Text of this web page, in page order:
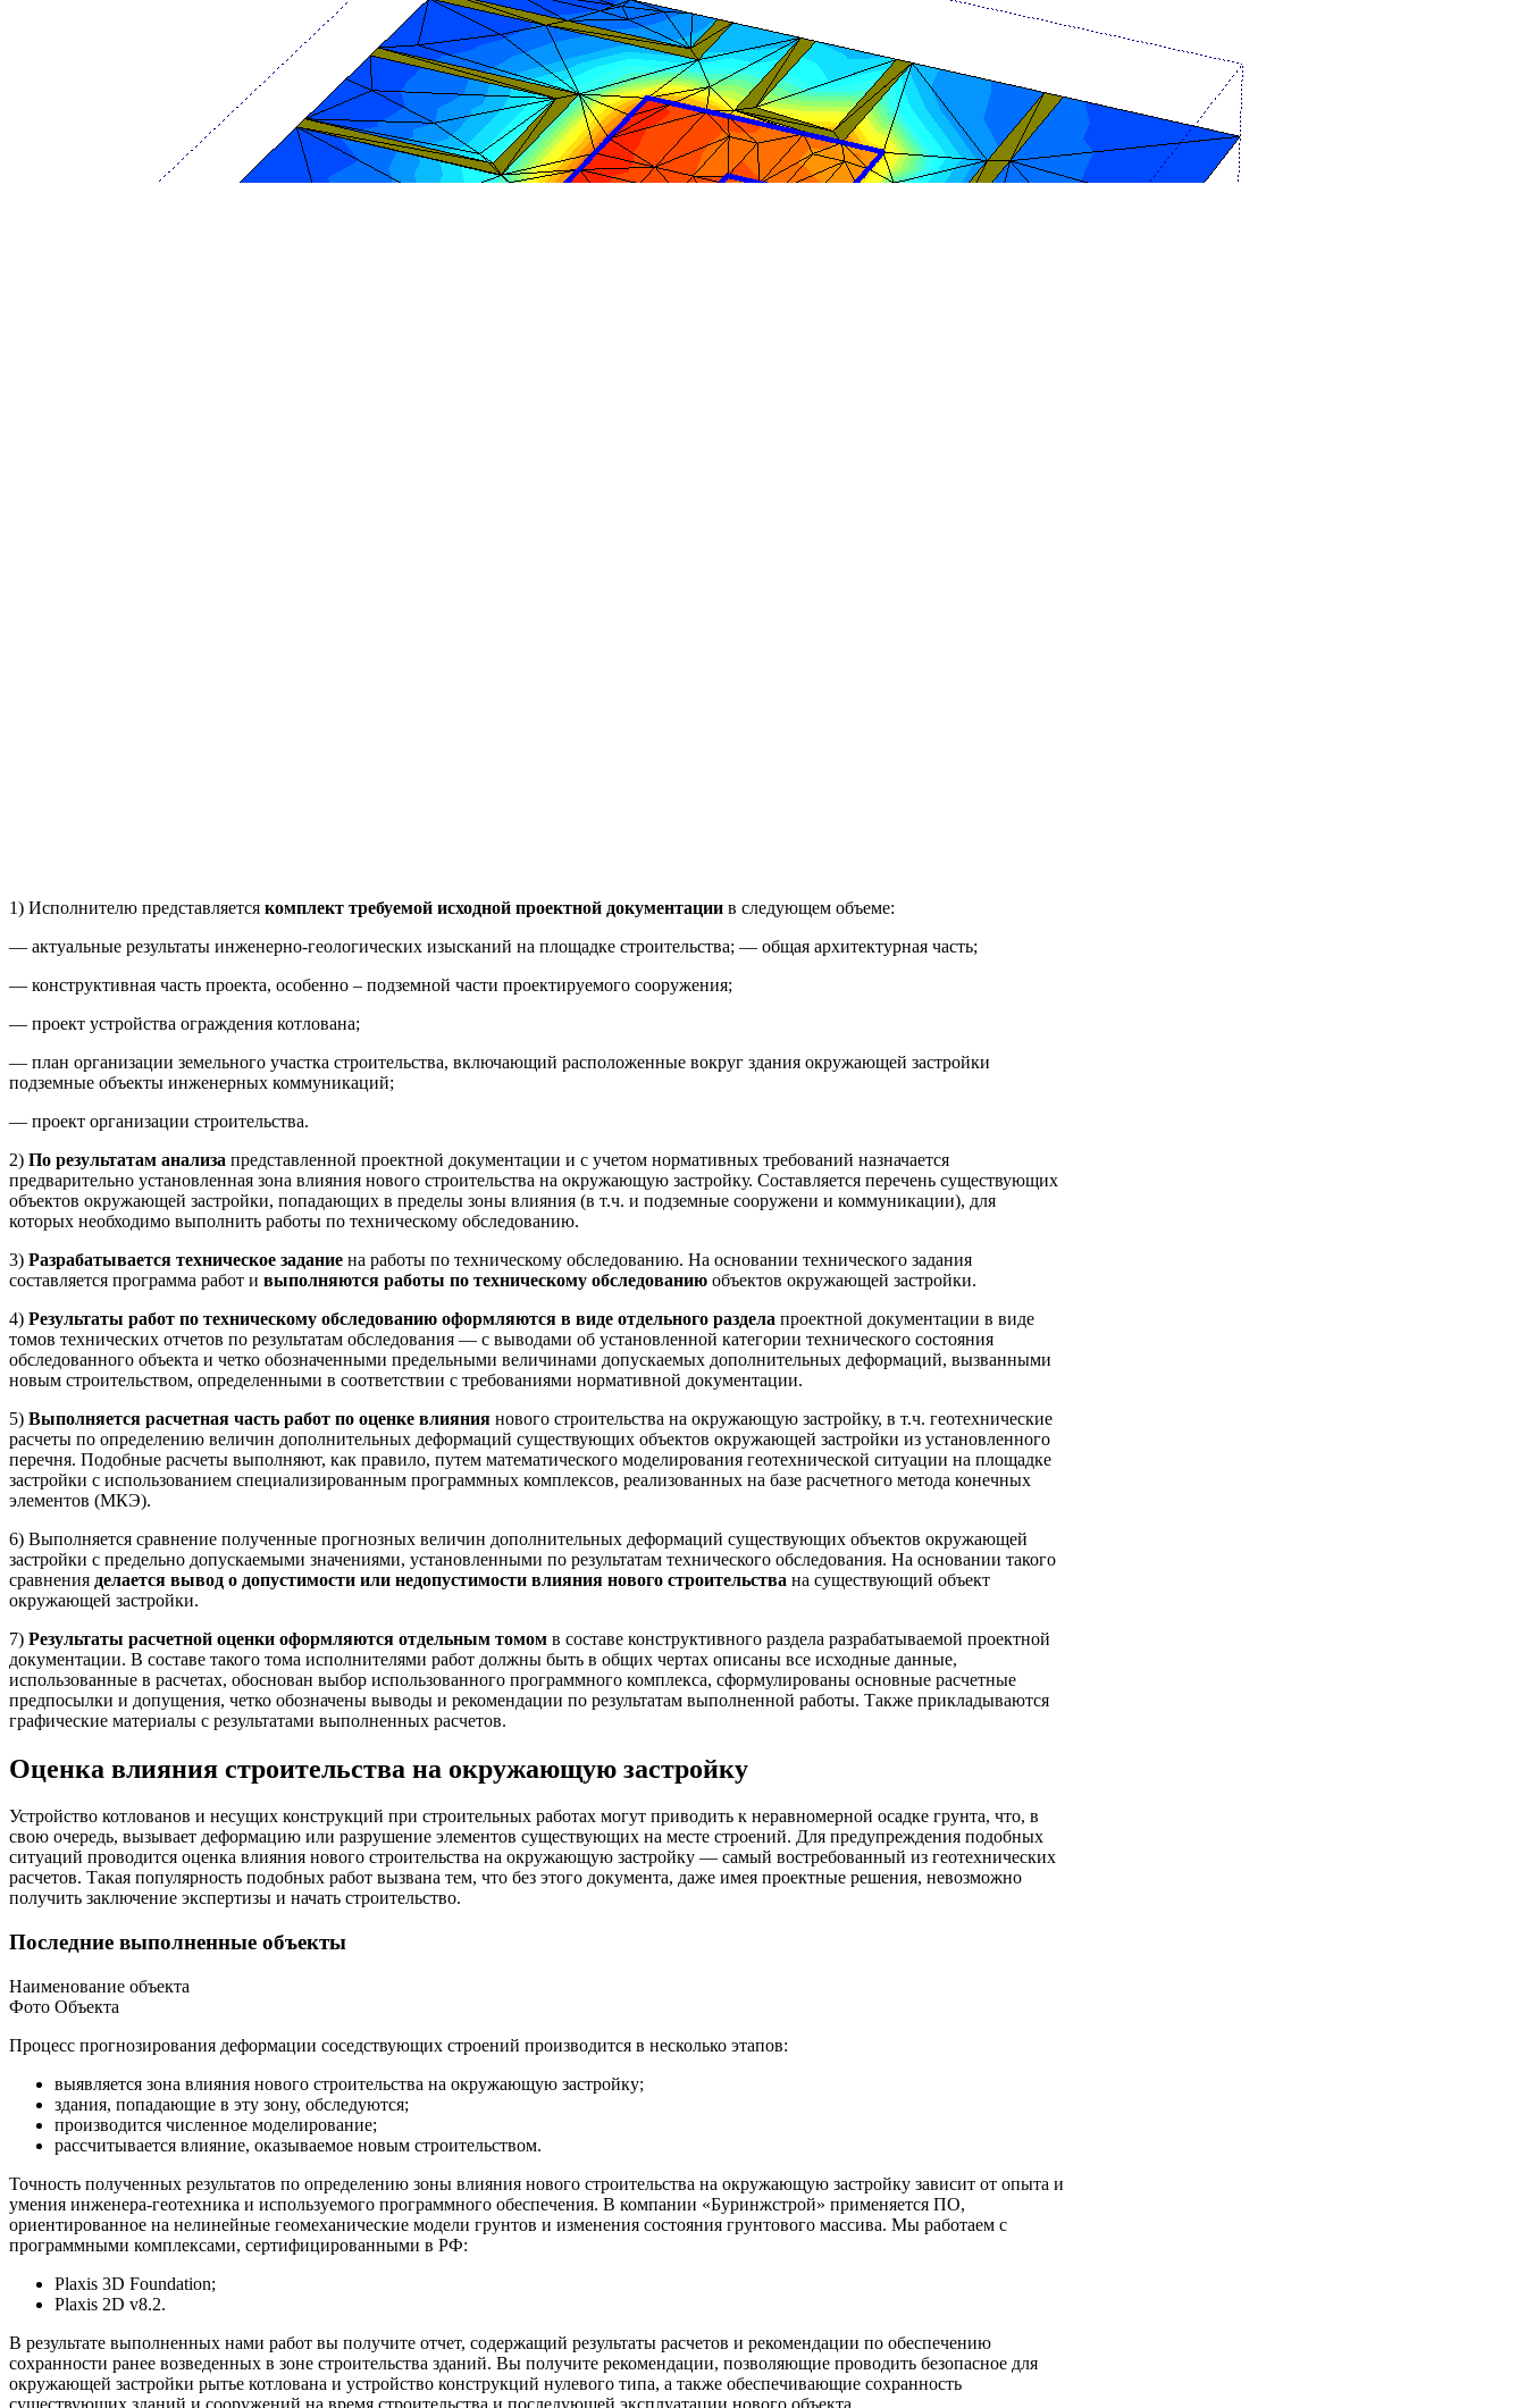
1) Исполнителю представляется комплект требуемой исходной проектной документации в следующем объеме:
— актуальные результаты инженерно-геологических изысканий на площадке строительства; — общая архитектурная часть;
— конструктивная часть проекта, особенно – подземной части проектируемого сооружения;
— проект устройства ограждения котлована;
— план организации земельного участка строительства, включающий расположенные вокруг здания окружающей застройки
подземные объекты инженерных коммуникаций;
— проект организации строительства.
2) По результатам анализа представленной проектной документации и с учетом нормативных требований назначается
предварительно установленная зона влияния нового строительства на окружающую застройку. Составляется перечень существующих
объектов окружающей застройки, попадающих в пределы зоны влияния (в т.ч. и подземные сооружени и коммуникации), для
которых необходимо выполнить работы по техническому обследованию.
3) Разрабатывается техническое задание на работы по техническому обследованию. На основании технического задания
составляется программа работ и выполняются работы по техническому обследованию объектов окружающей застройки.
4) Результаты работ по техническому обследованию оформляются в виде отдельного раздела проектной документации в виде
томов технических отчетов по результатам обследования — с выводами об установленной категории технического состояния
обследованного объекта и четко обозначенными предельными величинами допускаемых дополнительных деформаций, вызванными
новым строительством, определенными в соответствии с требованиями нормативной документации.
5) Выполняется расчетная часть работ по оценке влияния нового строительства на окружающую застройку, в т.ч. геотехнические
расчеты по определению величин дополнительных деформаций существующих объектов окружающей застройки из установленного
перечня. Подобные расчеты выполняют, как правило, путем математического моделирования геотехнической ситуации на площадке
застройки с использованием специализированным программных комплексов, реализованных на базе расчетного метода конечных
элементов (МКЭ).
6) Выполняется сравнение полученные прогнозных величин дополнительных деформаций существующих объектов окружающей
застройки с предельно допускаемыми значениями, установленными по результатам технического обследования. На основании такого
сравнения делается вывод о допустимости или недопустимости влияния нового строительства на существующий объект
окружающей застройки.
7) Результаты расчетной оценки оформляются отдельным томом в составе конструктивного раздела разрабатываемой проектной
документации. В составе такого тома исполнителями работ должны быть в общих чертах описаны все исходные данные,
использованные в расчетах, обоснован выбор использованного программного комплекса, сформулированы основные расчетные
предпосылки и допущения, четко обозначены выводы и рекомендации по результатам выполненной работы. Также прикладываются
графические материалы с результатами выполненных расчетов.
Оценка влияния строительства на окружающую застройку
Устройство котлованов и несущих конструкций при строительных работах могут приводить к неравномерной осадке грунта, что, в
свою очередь, вызывает деформацию или разрушение элементов существующих на месте строений. Для предупреждения подобных
ситуаций проводится оценка влияния нового строительства на окружающую застройку — самый востребованный из геотехнических
расчетов. Такая популярность подобных работ вызвана тем, что без этого документа, даже имея проектные решения, невозможно
получить заключение экспертизы и начать строительство.
Последние выполненные объекты
Наименование объекта
Фото Объекта
Процесс прогнозирования деформации соседствующих строений производится в несколько этапов:
выявляется зона влияния нового строительства на окружающую застройку;
здания, попадающие в эту зону, обследуются;
производится численное моделирование;
рассчитывается влияние, оказываемое новым строительством.
Точность полученных результатов по определению зоны влияния нового строительства на окружающую застройку зависит от опыта и
умения инженера-геотехника и используемого программного обеспечения. В компании «Буринжстрой» применяется ПО,
ориентированное на нелинейные геомеханические модели грунтов и изменения состояния грунтового массива. Мы работаем с
программными комплексами, сертифицированными в РФ:
Plaxis 3D Foundation;
Plaxis 2D v8.2.
В результате выполненных нами работ вы получите отчет, содержащий результаты расчетов и рекомендации по обеспечению
сохранности ранее возведенных в зоне строительства зданий. Вы получите рекомендации, позволяющие проводить безопасное для
окружающей застройки рытье котлована и устройство конструкций нулевого типа, а также обеспечивающие сохранность
существующих зданий и сооружений на время строительства и последующей эксплуатации нового объекта.